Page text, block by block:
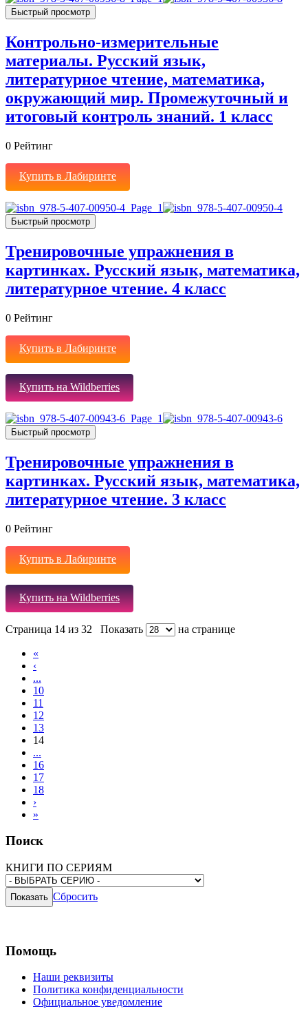
Быстрый просмотр
Контрольно-измерительные
материалы. Русский язык,
литературное чтение, математика,
окружающий мир. Промежуточный и
итоговый контроль знаний. 1 класс
0 Рейтинг
Купить в Лабиринте
Быстрый просмотр
Тренировочные упражнения в
картинках. Русский язык, математика,
литературное чтение. 4 класс
0 Рейтинг
Купить в Лабиринте
Купить на Wildberries
Быстрый просмотр
Тренировочные упражнения в
картинках. Русский язык, математика,
литературное чтение. 3 класс
0 Рейтинг
Купить в Лабиринте
Купить на Wildberries
Страница 14 из 32 Показать на странице
«
‹
...
10
11
12
13
14
...
16
17
18
›
»
Поиск
КНИГИ ПО СЕРИЯМ
Сбросить
Помощь
Наши реквизиты
Политика конфиденциальности
Официальное уведомление